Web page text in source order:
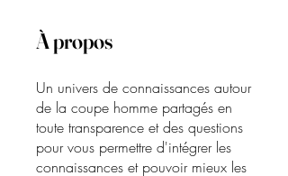
À propos
Un univers de connaissances autour
de la coupe homme partagés en
toute transparence et des questions
pour vous permettre d'intégrer les
connaissances et pouvoir mieux les